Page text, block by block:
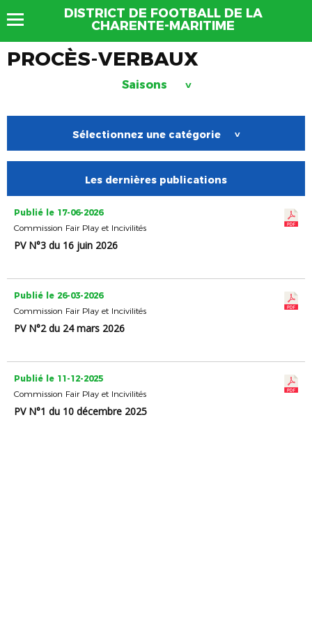
DISTRICT DE FOOTBALL DE LA
CHARENTE-MARITIME
PROCÈS-VERBAUX
Saisons >
Sélectionnez une catégorie >
Les dernières publications
Publié le 17-06-2026
Commission Fair Play et Incivilités
PV N°3 du 16 juin 2026
Publié le 26-03-2026
Commission Fair Play et Incivilités
PV N°2 du 24 mars 2026
Publié le 11-12-2025
Commission Fair Play et Incivilités
PV N°1 du 10 décembre 2025